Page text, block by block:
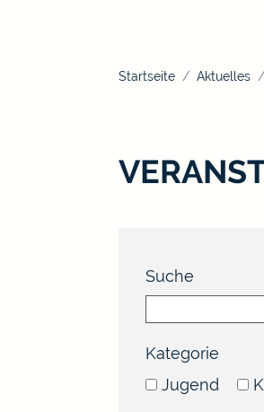
Startseite Aktuelles
Suche
Kategorie
Jugend